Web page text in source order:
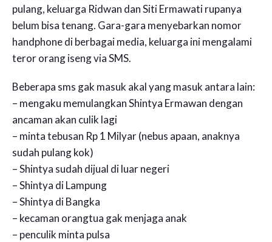
pulang, keluarga Ridwan dan Siti Ermawati rupanya
belum bisa tenang. Gara-gara menyebarkan nomor
handphone di berbagai media, keluarga ini mengalami
teror orang iseng via SMS.
Beberapa sms gak masuk akal yang masuk antara lain:
– mengaku memulangkan Shintya Ermawan dengan
ancaman akan culik lagi
– minta tebusan Rp 1 Milyar (nebus apaan, anaknya
sudah pulang kok)
– Shintya sudah dijual di luar negeri
– Shintya di Lampung
– Shintya di Bangka
– kecaman orangtua gak menjaga anak
– penculik minta pulsa